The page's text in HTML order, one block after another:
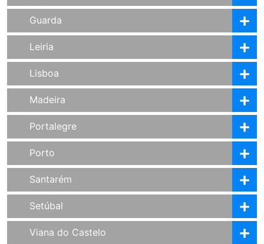
Guarda
Leiria
Lisboa
Madeira
Portalegre
Porto
Santarém
Setúbal
Viana do Castelo